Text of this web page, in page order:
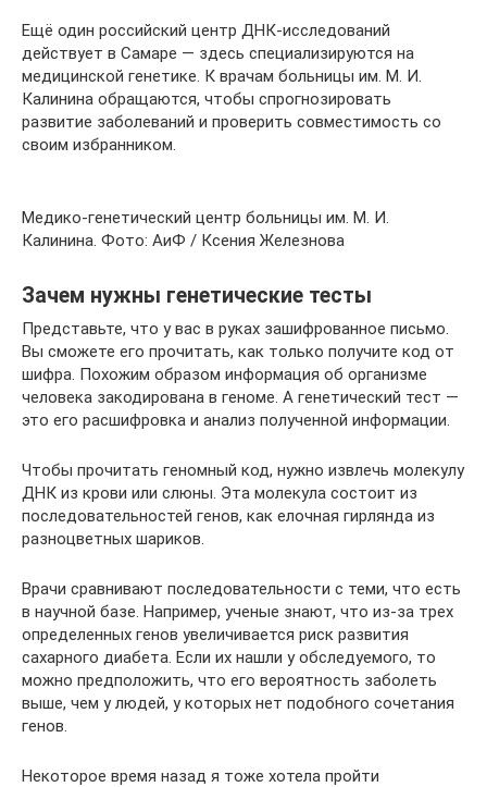
Ещё один российский центр ДНК-исследований
действует в Самаре — здесь специализируются на
медицинской генетике. К врачам больницы им. М. И.
Калинина обращаются, чтобы спрогнозировать
развитие заболеваний и проверить совместимость со
своим избранником.
Медико-генетический центр больницы им. М. И.
Калинина. Фото: АиФ / Ксения Железнова
Зачем нужны генетические тесты
Представьте, что у вас в руках зашифрованное письмо.
Вы сможете его прочитать, как только получите код от
шифра. Похожим образом информация об организме
человека закодирована в геноме. А генетический тест —
это его расшифровка и анализ полученной информации.
Чтобы прочитать геномный код, нужно извлечь молекулу
ДНК из крови или слюны. Эта молекула состоит из
последовательностей генов, как елочная гирлянда из
разноцветных шариков.
Врачи сравнивают последовательности с теми, что есть
в научной базе. Например, ученые знают, что из-за трех
определенных генов увеличивается риск развития
сахарного диабета. Если их нашли у обследуемого, то
можно предположить, что его вероятность заболеть
выше, чем у людей, у которых нет подобного сочетания
генов.
Некоторое время назад я тоже хотела пройти